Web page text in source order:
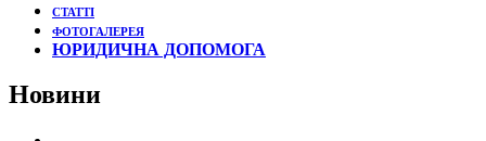
СТАТТІ
ФОТОГАЛЕРЕЯ
ЮРИДИЧНА ДОПОМОГА
Новини